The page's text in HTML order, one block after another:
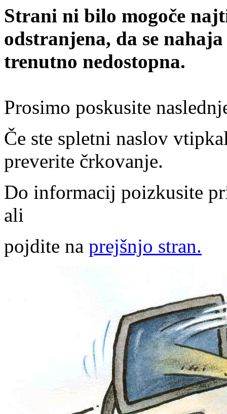
Strani ni bilo mogoče
odstranjena, da se
trenutno nedostopna.
Prosimo poskusite
Če ste spletni naslov
preverite črkovanje.
Do informacij poizkusite
ali
pojdite na prejšnjo stran.